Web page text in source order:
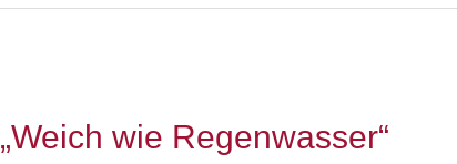
„Weich wie Regenwasser“
„Weich
wie